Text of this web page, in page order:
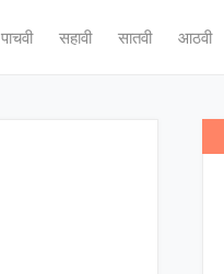
पाचवी सहावी सातवी आठवी